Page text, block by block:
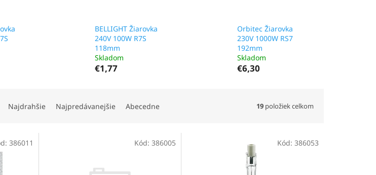
BELLIGHT Žiarovka
240V 100W R7S
118mm
Skladom
€1,77
Orbitec Žiarovka
230V 1000W RS7
192mm
Skladom
€6,30
Najdrahšie Najpredávanejšie Abecedne 19 položiek celkom
386011 Kód: 386005 Kód: 386053